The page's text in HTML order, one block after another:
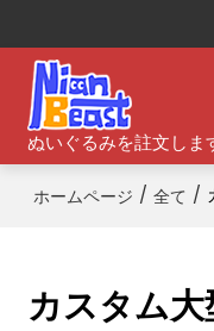
ぬいぐるみを註文しま
ホームページ / 全て /
カスタム